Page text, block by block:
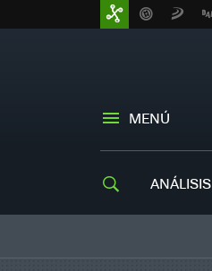
MENÚ
ANÁLISIS